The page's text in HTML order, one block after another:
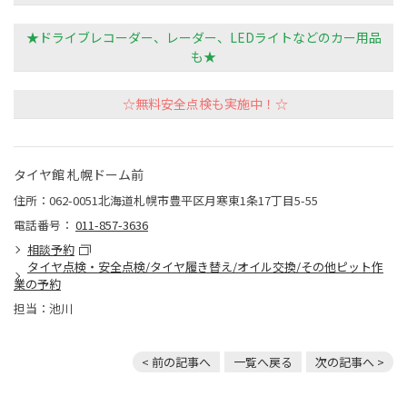
★ドライブレコーダー、レーダー、LEDライトなどのカー用品
も★
☆無料安全点検も実施中！☆
タイヤ館 札幌ドーム前
住所：062-0051北海道札幌市豊平区月寒東1条17丁目5-55
電話番号： 011-857-3636
相談予約
タイヤ点検・安全点検/タイヤ履き替え/オイル交換/その他ピット作
業の予約
担当：池川
< 前の記事へ 一覧へ戻る 次の記事へ >